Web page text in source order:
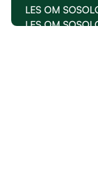
LES OM
LES OM